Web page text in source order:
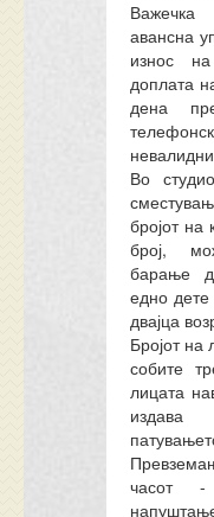
авансна
износ
доплата
дена
Во
бројот
број,
барање
едно
двајца
Бројот на
собите
лицата
издава
часот